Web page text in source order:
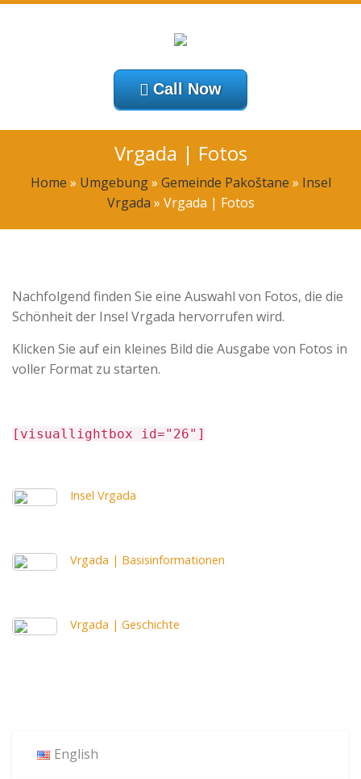
Call Now
Vrgada | Fotos
Home » Umgebung» Gemeinde Pakoštane » Insel
Vrgada » Vrgada | Fotos
Nachfolgend finden Sie eine Auswahl von Fotos, die die
Schönheit der Insel Vrgada hervorrufen wird.
Klicken Sie auf ein kleines Bild die Ausgabe von Fotos in
voller Format zu starten.
[visuallightbox id="26"]
Insel Vrgada
Vrgada | Basisinformationen
Vrgada | Geschichte
English